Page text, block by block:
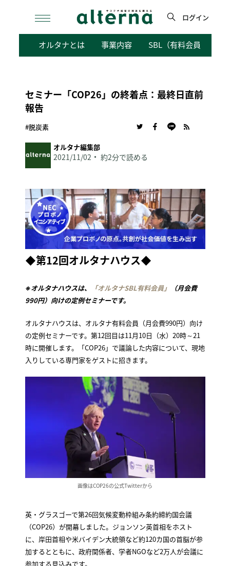
検
ログイン
オルタナとは 事業内容 SBL（有料会員向けサ
セミナー「COP26」の終着点：最終日直前
報告
#脱炭素
オルタナ編集部
2021/11/02 約2分で読める
◆第12回オルタナハウス◆
※オルタナハウスは、 「オルタナSBL有料会員」
（月会費
990円）向けの定例セミナーです。
オルタナハウスは、オルタナ有料会員（月会費990円）向け
の定例セミナーです。第12回目は11月10日（水）20時～21
時に開催します。「COP26」で議論した内容について、現地
入りしている専門家をゲストに招きます。
画像はCOP26の公式Twitterから
英・グラスゴーで第26回気候変動枠組み条約締約国会議
（COP26）が開幕しました。ジョンソン英首相をホスト
に、岸田首相や米バイデン大統領など約120カ国の首脳が参
加するとともに、政府関係者、学者NGOなど2万人が会議に
参加する見込みです。